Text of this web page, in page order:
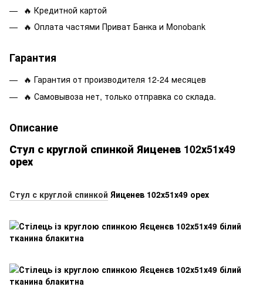
🔥 Кредитной картой
🔥 Оплата частями Приват Банка и Monobank
Гарантия
🔥 Гарантия от производителя 12-24 месяцев
🔥 Самовывоза нет, только отправка со склада.
Описание
Стул с круглой спинкой Яиценев 102х51х49
орех
Стул с круглой спинкой Яиценев 102х51х49 орех